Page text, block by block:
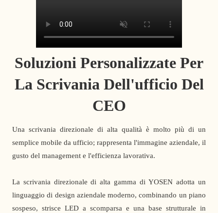
Soluzioni Personalizzate Per
La Scrivania Dell'ufficio Del
CEO
Una scrivania direzionale di alta qualità è molto più di un
semplice mobile da ufficio; rappresenta l'immagine aziendale, il
gusto del management e l'efficienza lavorativa.
La scrivania direzionale di alta gamma di YOSEN adotta un
linguaggio di design aziendale moderno, combinando un piano
sospeso, strisce LED a scomparsa e una base strutturale in